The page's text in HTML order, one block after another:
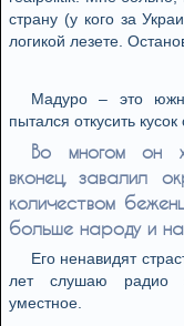
страну (у кого за
логикой лезете.
Мадуро – это
пытался откусить
Во многом он
вконец, завалил
количеством
больше народу и
Его ненавидят
лет слушаю радио
уместное.